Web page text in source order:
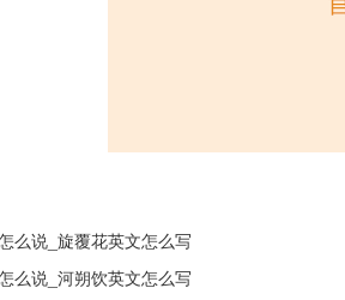
么说_旋覆花英文怎么写
么说_河朔饮英文怎么写